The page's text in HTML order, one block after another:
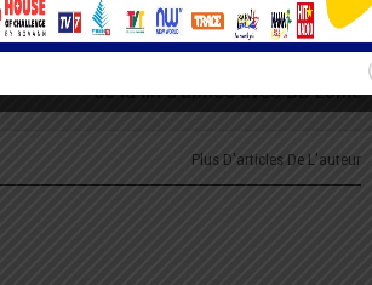
PROCHAIN ARTICLE
de la fin d’année avec BB Lomé
Plus D'articles De L'auteur